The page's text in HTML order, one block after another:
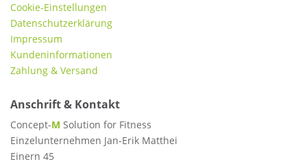
Cookie-Einstellungen
Datenschutzerklärung
Impressum
Kundeninformationen
Zahlung & Versand
Anschrift & Kontakt
Concept-M Solution for Fitness
Einzelunternehmen Jan-Erik Matthei
Einern 45